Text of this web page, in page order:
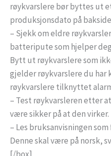
røykvarslere bør byttes ut
produksjonsdato på
– Sjekk om eldre
batteripute som hjelper
Bytt ut røykvarslere som
gjelder røykvarslere du har
røykvarslere tilknyttet
– Test røykvarsleren etter
være sikker på at den virker.
– Les bruksanvisningen
Denne skal være på norsk,